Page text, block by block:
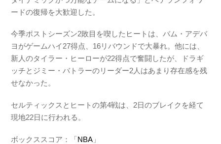
ードの復帰を大歓迎した。
今季ポストシーズン2敗目を喫したヒートは、バム・アデバ
ヨがゲームハイ27得点、16リバウンドで大暴れ。他には、
新人のタイラー・ヒーローが22得点で奮闘したが、ドラギ
ッチとジミー・バトラーのリーダー2人はあまり存在感を残
せなかった。
セルティックスとヒートの第4戦は、2日のブレイクを経て
現地22日に行われる。
ボックススコア：「NBA 」